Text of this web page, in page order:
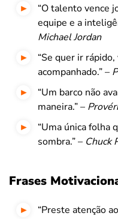
“O talento vence
equipe e a
Michael Jordan
“Se quer ir
acompanhado.” –
“Um barco não
maneira.” –
“Uma única folha
sombra.” – Chuck
Frases
“Preste atenção